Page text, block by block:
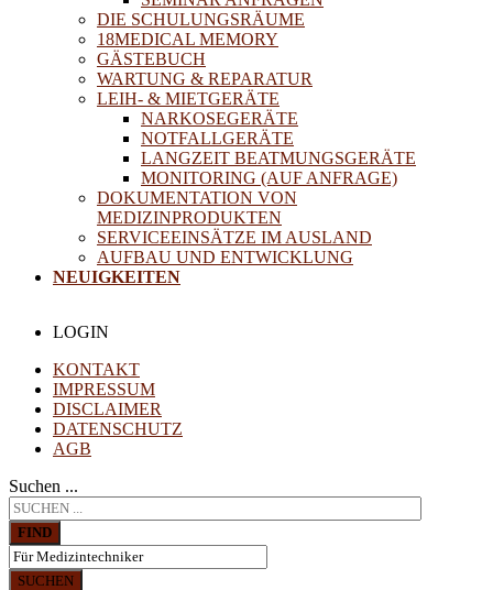
DIE SCHULUNGSRÄUME
18MEDICAL MEMORY
GÄSTEBUCH
WARTUNG & REPARATUR
LEIH- & MIETGERÄTE
NARKOSEGERÄTE
NOTFALLGERÄTE
LANGZEIT BEATMUNGSGERÄTE
MONITORING (AUF ANFRAGE)
DOKUMENTATION VON
MEDIZINPRODUKTEN
SERVICEEINSÄTZE IM AUSLAND
AUFBAU UND ENTWICKLUNG
NEUIGKEITEN
LOGIN
KONTAKT
IMPRESSUM
DISCLAIMER
DATENSCHUTZ
AGB
Suchen ...
FIND
SUCHEN